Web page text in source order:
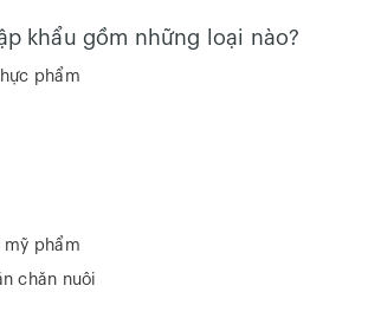
khẩu gồm những loại nào?
phẩm
mỹ phẩm
chăn nuôi